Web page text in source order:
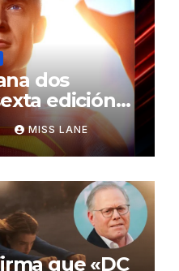
dos
edición
Super
MISS LANE
que «DC